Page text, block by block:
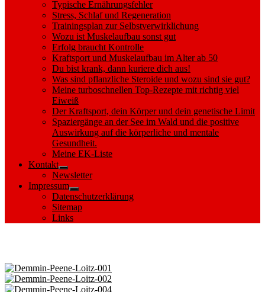
Typische Ernährungsfehler
Stress, Schlaf und Regeneration
Trainingsplan zur Selbstverwirklichung
Wozu ist Muskelaufbau sonst gut
Erfolg braucht Kontrolle
Kraftsport und Muskelaufbau im Alter ab 50
Du bist krank, dann kuriere dich aus!
Was sind pflanzliche Steroide und wozu sind sie gut?
Meine turboschnellen Top-Rezepte mit richtig viel
Eiweiß
Der Kraftsport, dein Körper und dein genetische Limit
Spaziergänge an der See im Wald und die positive
Auswirkung auf die körperliche und mentale
Gesundheit.
Meine EK-Liste
Kontakt
Show
sub
menu
Newsletter
Impressum
Show
sub
menu
Datenschutzerklärung
Sitemap
Links